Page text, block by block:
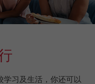
学习及生活，你还可以